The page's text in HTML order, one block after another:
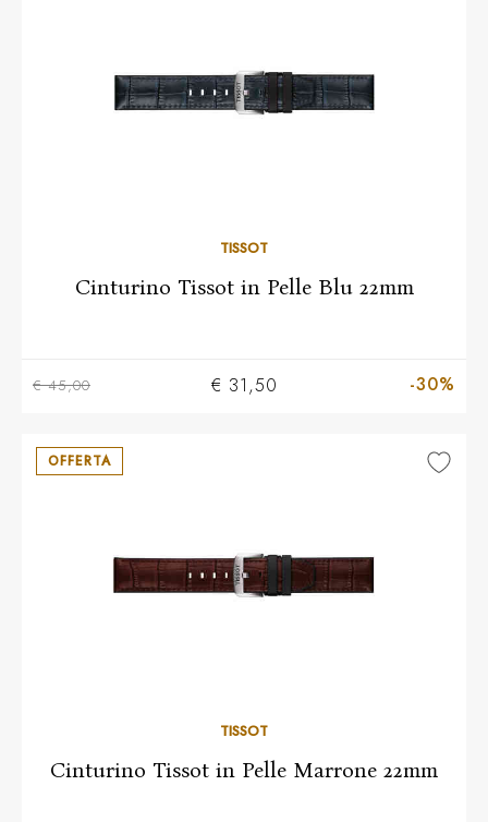
TISSOT
Cinturino Tissot in Pelle Blu 22mm
€ 45,00 € 31,50 -30%
OFFERTA
TISSOT
Cinturino Tissot in Pelle Marrone 22mm